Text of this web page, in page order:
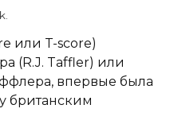
или T-score)
(R.J. Taffler) или
впервые была
британским